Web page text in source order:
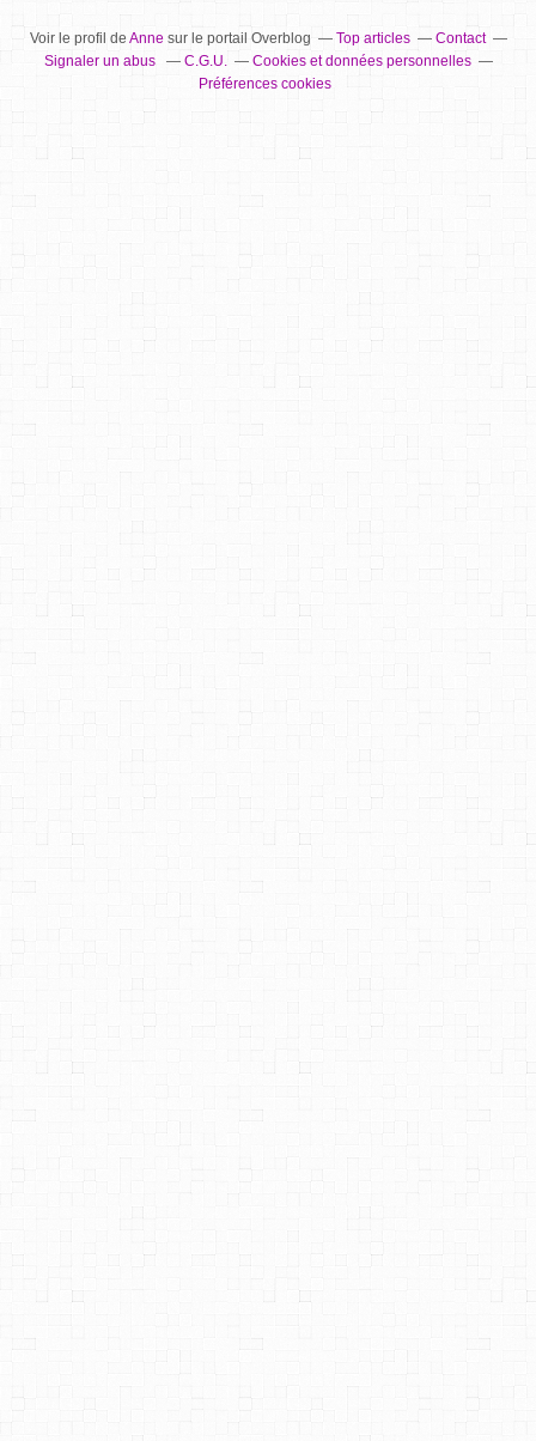
Voir le profil de Annesur le portail Overblog Top articles
Contact
Signaler un abus
C.G.U.
Cookies et données personnelles
Préférences cookies